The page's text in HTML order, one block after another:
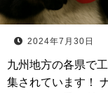
2024年7月30日
九州地方の各県で
集されています！